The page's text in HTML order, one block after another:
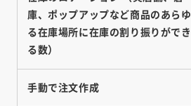
庫、ポップアップなど商品のあらゆ
る在庫場所に在庫の割り振りができ
る数）
手動で注文作成